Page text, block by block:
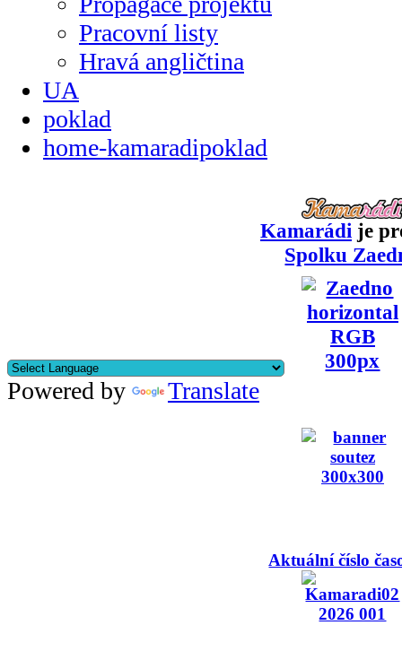
Pracovní listy
Hravá angličtina
UA
poklad
home-kamaradipoklad
Kamarádi je
Spolku
Powered by Translate
Aktuální číslo